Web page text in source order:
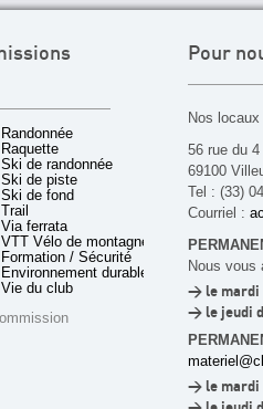
de randonnée
de piste
de fond
ferrata
Vélo de montagne
/ Sécurité
durable
du club
Pour
Nos
56 rue du
69100
Tel : (33)
Courriel :
Nous vous
> le mardi
> le jeudi
> le mardi